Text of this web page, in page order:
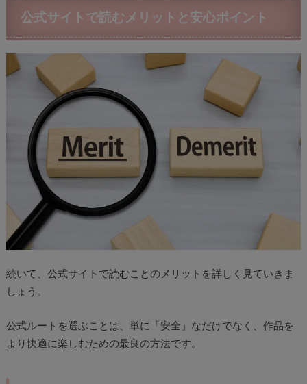
公式サイトで読むメリットと安心ポイント
続いて、公式サイトで読むことのメリットを詳しく見ていきま
しょう。
公式ルートを選ぶことは、単に「安全」なだけでなく、作品を
より快適に楽しむための最良の方法です。